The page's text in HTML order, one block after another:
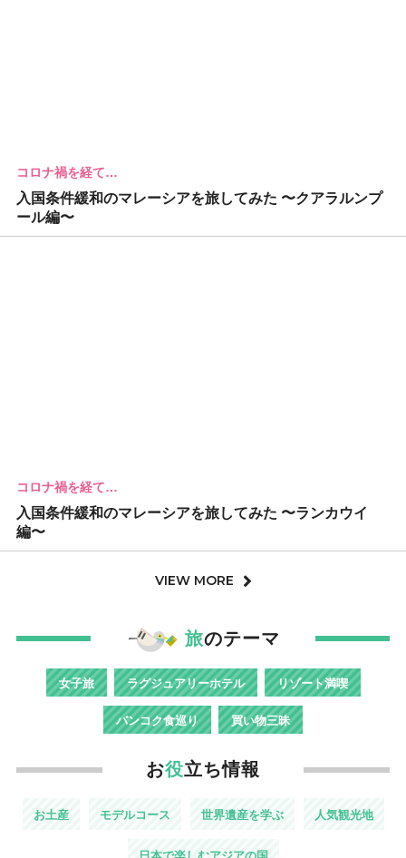
コロナ禍を経て…
入国条件緩和のマレーシアを旅してみた 〜クアラルンプ
ール編〜
コロナ禍を経て…
入国条件緩和のマレーシアを旅してみた 〜ランカウイ
編〜
VIEW MORE
旅のテーマ
女子旅 ラグジュアリーホテル リゾート満喫
バンコク食巡り 買い物三昧
お役立ち情報
お土産 モデルコース 世界遺産を学ぶ 人気観光地
日本で楽しむアジアの国